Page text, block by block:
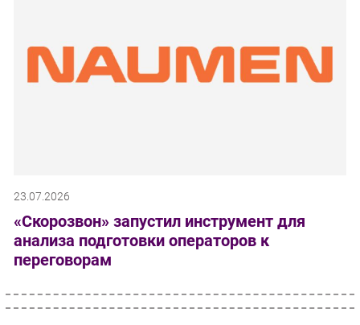
23.07.2026
«Скорозвон» запустил инструмент для
анализа подготовки операторов к
переговорам